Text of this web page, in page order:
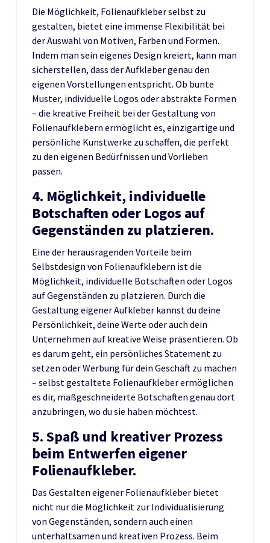
Die Möglichkeit, Folienaufkleber selbst zu
gestalten, bietet eine immense Flexibilität bei
der Auswahl von Motiven, Farben und Formen.
Indem man sein eigenes Design kreiert, kann man
sicherstellen, dass der Aufkleber genau den
eigenen Vorstellungen entspricht. Ob bunte
Muster, individuelle Logos oder abstrakte Formen
– die kreative Freiheit bei der Gestaltung von
Folienaufklebern ermöglicht es, einzigartige und
persönliche Kunstwerke zu schaffen, die perfekt
zu den eigenen Bedürfnissen und Vorlieben
passen.
4. Möglichkeit, individuelle
Botschaften oder Logos auf
Gegenständen zu platzieren.
Eine der herausragenden Vorteile beim
Selbstdesign von Folienaufklebern ist die
Möglichkeit, individuelle Botschaften oder Logos
auf Gegenständen zu platzieren. Durch die
Gestaltung eigener Aufkleber kannst du deine
Persönlichkeit, deine Werte oder auch dein
Unternehmen auf kreative Weise präsentieren. Ob
es darum geht, ein persönliches Statement zu
setzen oder Werbung für dein Geschäft zu machen
– selbst gestaltete Folienaufkleber ermöglichen
es dir, maßgeschneiderte Botschaften genau dort
anzubringen, wo du sie haben möchtest.
5. Spaß und kreativer Prozess
beim Entwerfen eigener
Folienaufkleber.
Das Gestalten eigener Folienaufkleber bietet
nicht nur die Möglichkeit zur Individualisierung
von Gegenständen, sondern auch einen
unterhaltsamen und kreativen Prozess. Beim